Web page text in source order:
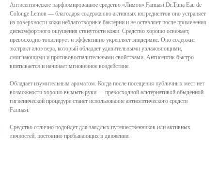
Антисептическое парфюмированное средство «Лимон» Farmasi Dr.Tuna Eau de
Colonge Lemon — благодаря содержанию активных ингредиентов оно устраняет
из поверхности кожи неблаготворные бактерии и не оставляет после применения
дискомфортного ощущения стянутости кожи. Средство хорошо освежает,
превосходно тонизирует и эффективно укрепляет эпидермис. Оно содержит
экстракт алоэ вера, который обладает удивительными увлажняющими,
смягчающими и противовоспалительными свойствами. Антисептик быстро
впитывается и начинает мгновенное воздействие.
Обладает изумительным ароматом. Когда после посещения публичных мест нет
возможности хорошо вымыть руки — превосходной альтернативой обыденной
гигиенической процедуре станет использование антисептического средств
Farmasi.
Средство отлично подойдет для заядлых путешественников или активных
личностей, постоянно пребывающих в движении.